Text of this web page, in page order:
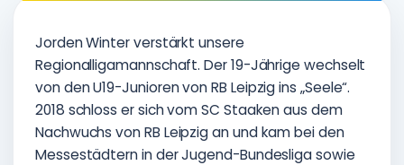
Jorden Winter verstärkt unsere
Regionalligamannschaft. Der 19-Jährige wechselt
von den U19-Junioren von RB Leipzig ins „Seele“.
2018 schloss er sich vom SC Staaken aus dem
Nachwuchs von RB Leipzig an und kam bei den
Messestädtern in der Jugend-Bundesliga sowie